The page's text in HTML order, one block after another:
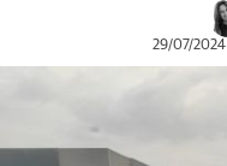
29/07/2024